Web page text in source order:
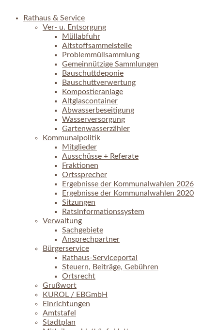
Rathaus & Service
Ver- u. Entsorgung
Müllabfuhr
Altstoffsammelstelle
Problemmüllsammlung
Gemeinnützige Sammlungen
Bauschuttdeponie
Bauschuttverwertung
Kompostieranlage
Altglascontainer
Abwasserbeseitigung
Wasserversorgung
Gartenwasserzähler
Kommunalpolitik
Mitglieder
Ausschüsse + Referate
Fraktionen
Ortssprecher
Ergebnisse der Kommunalwahlen 2026
Ergebnisse der Kommunalwahlen 2020
Sitzungen
Ratsinformationssystem
Verwaltung
Sachgebiete
Ansprechpartner
Bürgerservice
Rathaus-Serviceportal
Steuern, Beiträge, Gebühren
Ortsrecht
Grußwort
KUROL / EBGmbH
Einrichtungen
Amtstafel
Stadtplan